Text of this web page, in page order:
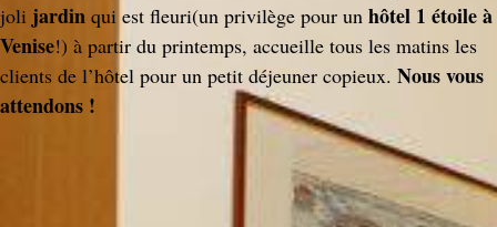
joli jardin qui est fleuri(un privilège pour un hôtel 1 étoile à
Venise!) à partir du printemps, accueille tous les matins les
clients de l’hôtel pour un petit déjeuner copieux. Nous vous
attendons !